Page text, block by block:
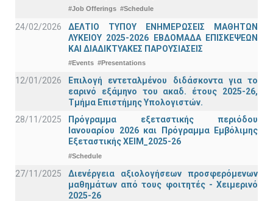
#Job Offerings #Schedule
24/02/2026
ΔΕΛΤΙΟ ΤΥΠΟΥ ΕΝΗΜΕΡΩΣΕΙΣ ΜΑΘΗΤΩΝ
ΛΥΚΕΙΟΥ 2025-2026 ΕΒΔΟΜΑΔΑ ΕΠΙΣΚΕΨΕΩΝ
ΚΑΙ ΔΙΑΔΙΚΤΥΑΚΕΣ ΠΑΡΟΥΣΙΑΣΕΙΣ
#Events #Presentations
12/01/2026
Επιλογή εντεταλμένου διδάσκοντα για το
εαρινό εξάμηνο του ακαδ. έτους 2025-26,
Τμήμα Επιστήμης Υπολογιστών.
28/11/2025
Πρόγραμμα εξεταστικής περιόδου
Ιανουαρίου 2026 και Πρόγραμμα Εμβόλιμης
Εξεταστικής ΧΕΙΜ_2025-26
#Schedule
27/11/2025
Διενέργεια αξιολογήσεων προσφερόμενων
μαθημάτων από τους φοιτητές - Χειμερινό
2025-26